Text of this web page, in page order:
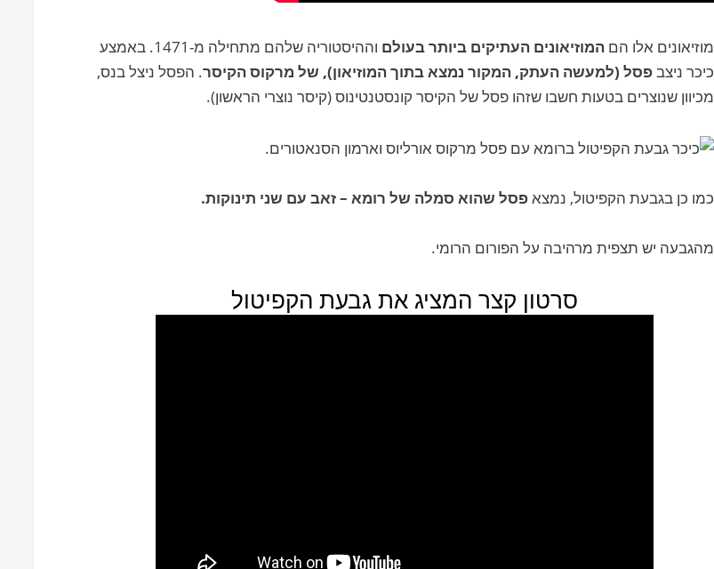
מוזיאונים אלו הםהמוזיאונים העתיקים ביותר בעולם
וההיסטוריה שלהם מתחילה מ-1471. באמצע
כיכר ניצבפסל (למעשה העתק, המקור נמצא בתוך המוזיאון), של מרקוס הקיסר. הפסל ניצל בנס,
מכיוון שנוצרים בטעות חשבו שזהו פסל של הקיסר קונסטנטינוס (קיסר נוצרי הראשון).
כמו כן בגבעת הקפיטול, נמצאפסל שהוא סמלה של רומא – זאב עם שני תינוקות.
מהגבעה יש תצפית מרהיבה על הפורום הרומי.
סרטון קצר המציג את גבעת הקפיטול